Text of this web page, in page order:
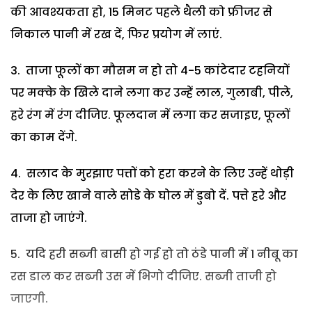
की आवश्यकता हो, 15 मिनट पहले थैली को फ्रीजर से
निकाल पानी में रख दें, फिर प्रयोग में लाएं.
ताजा फूलों का मौसम न हो तो 4-5 कांटेदार टहनियों
पर मक्के के खिले दाने लगा कर उन्हें लाल, गुलाबी, पीले,
हरे रंग में रंग दीजिए. फूलदान में लगा कर सजाइए, फूलों
का काम देंगे.
सलाद के मुरझाए पत्तों को हरा करने के लिए उन्हें थोड़ी
देर के लिए खाने वाले सोडे के घोल में डुबो दें. पत्ते हरे और
ताजा हो जाएंगे.
यदि हरी सब्जी बासी हो गई हो तो ठंडे पानी में 1 नीबू का
रस डाल कर सब्जी उस में भिगो दीजिए. सब्जी ताजी हो
जाएगी.